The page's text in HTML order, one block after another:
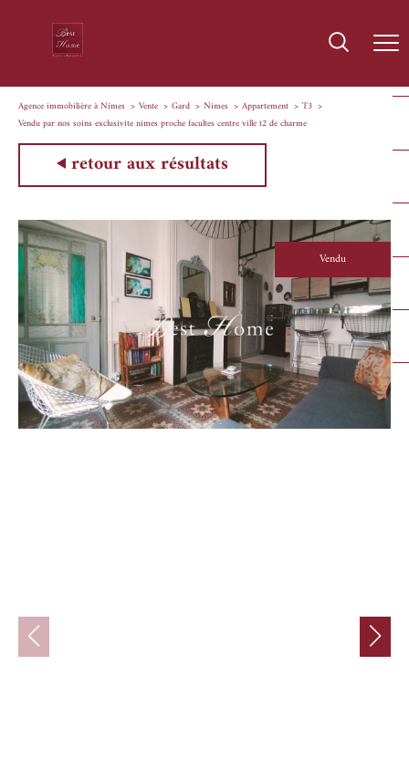
Agence immobilière à Nîmes Vente Gard Nimes Appartement
T3
Vendu par nos soins exclusivite nimes proche facultes centre ville t2 de charme
retour aux résultats
Vendu